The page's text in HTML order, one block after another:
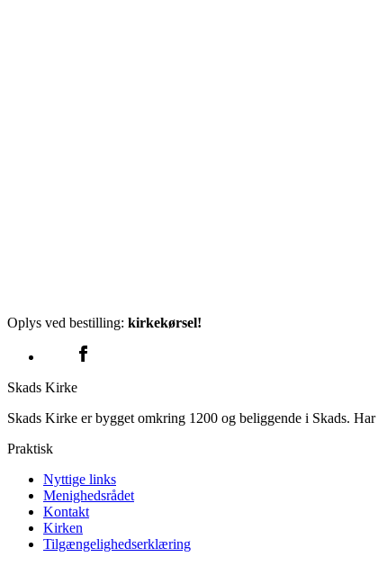
Oplys ved bestilling: kirkekørsel!
Skads Kirke
Skads Kirke er bygget omkring 1200 og beliggende i Skads.
Praktisk
Nyttige links
Menighedsrådet
Kontakt
Kirken
Tilgængelighedserklæring